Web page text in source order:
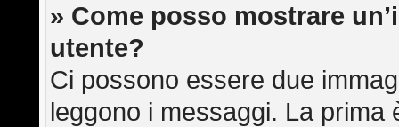
» Come posso mostrare
utente?
Ci possono essere due
leggono i messaggi. La prima